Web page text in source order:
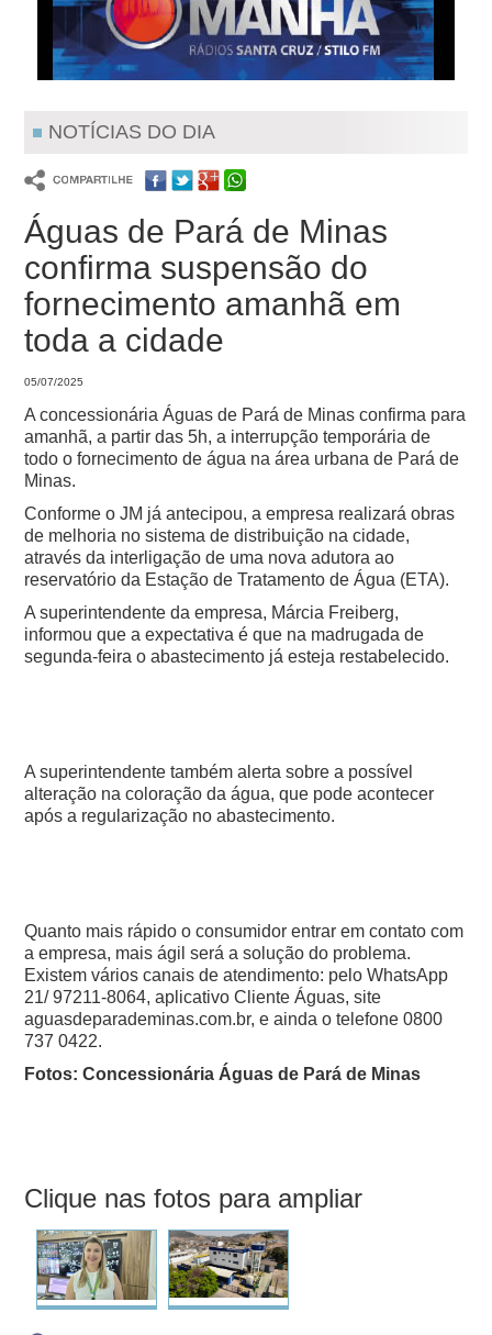
NOTÍCIAS DO DIA
Águas de Pará de Minas
confirma suspensão do
fornecimento amanhã em
toda a cidade
05/07/2025
A concessionária Águas de Pará de Minas confirma para
amanhã, a partir das 5h, a interrupção temporária de
todo o fornecimento de água na área urbana de Pará de
Minas.
Conforme o JM já antecipou, a empresa realizará obras
de melhoria no sistema de distribuição na cidade,
através da interligação de uma nova adutora ao
reservatório da Estação de Tratamento de Água (ETA).
A superintendente da empresa, Márcia Freiberg,
informou que a expectativa é que na madrugada de
segunda-feira o abastecimento já esteja restabelecido.
A superintendente também alerta sobre a possível
alteração na coloração da água, que pode acontecer
após a regularização no abastecimento.
Quanto mais rápido o consumidor entrar em contato com
a empresa, mais ágil será a solução do problema.
Existem vários canais de atendimento: pelo WhatsApp
21/ 97211-8064, aplicativo Cliente Águas, site
aguasdeparademinas.com.br, e ainda o telefone 0800
737 0422.
Fotos: Concessionária Águas de Pará de Minas
Clique nas fotos para ampliar